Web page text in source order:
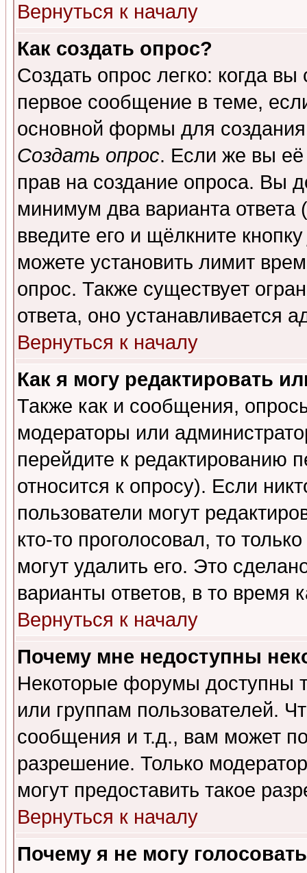
Вернуться к началу
Как создать опрос?
Создать опрос легко: когда
первое сообщение в теме,
основной формы для
Создать опрос. Если же вы её
прав на создание опроса. Вы
минимум два варианта ответа
введите его и щёлкните
можете установить лимит
опрос. Также существует
ответа, оно устанавливается
Вернуться к началу
Как я могу редактировать
Также как и сообщения,
модераторы или
перейдите к редактированию
относится к опросу). Если
пользователи могут
кто-то проголосовал, то
могут удалить его. Это
варианты ответов, в то время
Вернуться к началу
Почему мне недоступны
Некоторые форумы доступны
или группам пользователей.
сообщения и т.д., вам может
разрешение. Только
могут предоставить такое
Вернуться к началу
Почему я не могу